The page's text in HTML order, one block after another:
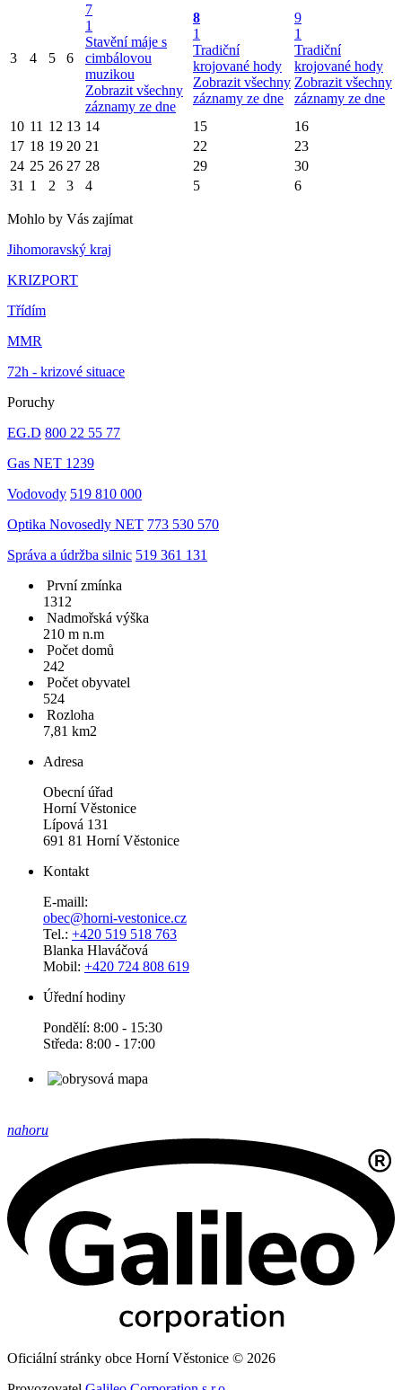
3 4 5 6
7
1
Stavění máje s
cimbálovou
muzikou
Zobrazit všechny
záznamy ze dne
8
1
Tradiční
krojované hody
Zobrazit všechny
záznamy ze dne
9
1
Tradiční
krojované hody
Zobrazit všechny
záznamy ze dne
10 11 12 13 14 15
16
17 18 19 20 21 22
23
24 25 26 27 28 29
30
31 1 2 3 4 5 6
Mohlo by Vás zajímat
Jihomoravský kraj
KRIZPORT
Třídím
MMR
72h - krizové situace
Poruchy
EG.D 800 22 55 77
Gas NET 1239
Vodovody 519 810 000
Optika Novosedly NET 773 530 570
Správa a údržba silnic 519 361 131
První zmínka
1312
Nadmořská výška
210 m n.m
Počet domů
242
Počet obyvatel
524
Rozloha
7,81 km2
Adresa
Obecní úřad
Horní Věstonice
Lípová 131
691 81 Horní Věstonice
Kontakt
E-maill:
obec@horni-vestonice.cz
Tel.: +420 519 518 763
Blanka Hlaváčová
Mobil: +420 724 808 619
Úřední hodiny
Pondělí: 8:00 - 15:30
Středa: 8:00 - 17:00
nahoru
Oficiální stránky obce Horní Věstonice © 2026